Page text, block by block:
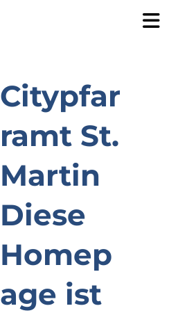
Citypfar
ramt St.
Martin
Diese
Homep
age ist